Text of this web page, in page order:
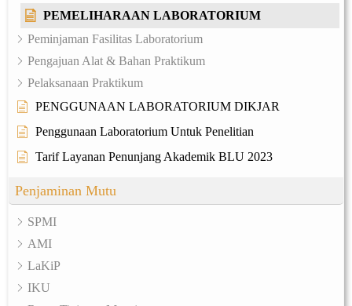
PEMELIHARAAN LABORATORIUM
Peminjaman Fasilitas Laboratorium
Pengajuan Alat & Bahan Praktikum
Pelaksanaan Praktikum
PENGGUNAAN LABORATORIUM DIKJAR
Penggunaan Laboratorium Untuk Penelitian
Tarif Layanan Penunjang Akademik BLU 2023
Penjaminan Mutu
SPMI
AMI
LaKiP
IKU